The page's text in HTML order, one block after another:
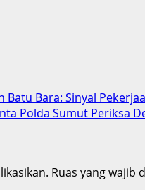
Bara: Sinyal
Polda Sumut Periksa
Ruas yang wajib